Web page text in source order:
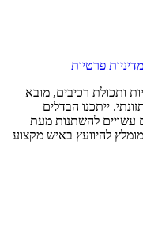
מדיניות פרטיות
ותכולת רכיבים, מובא
ייתכנו הבדלים
עשויים להשתנות מעת
להיוועץ באיש מקצוע